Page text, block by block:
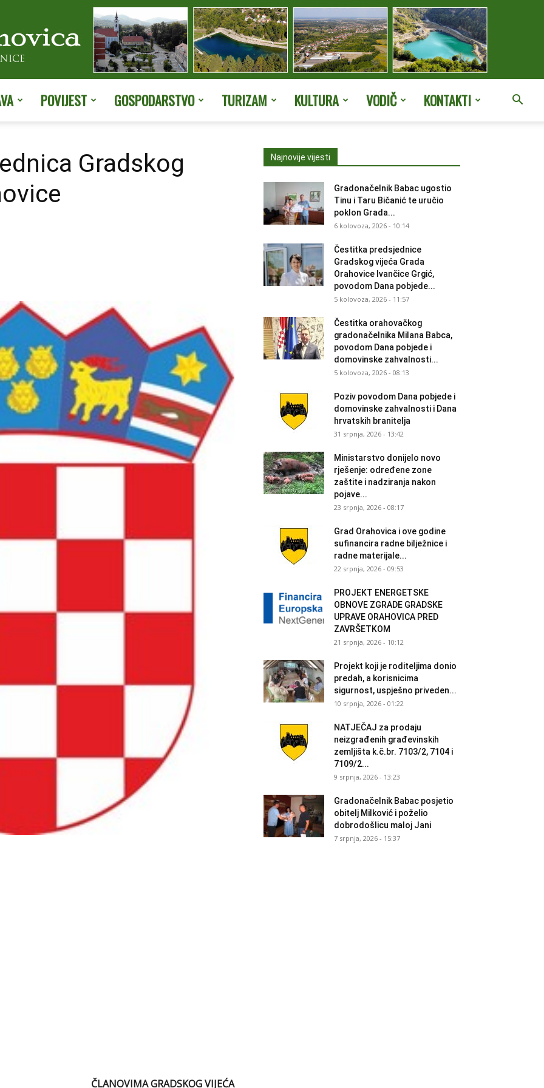
Orahovice
POVIJEST GOSPODARSTVO TURIZAM KULTURA VODIČ KONTAKTI
Gradskog
ČLANOVIMA GRADSKOG VIJEĆA
Najnovije vijesti
Gradonačelnik Babac ugostio
Tinu i Taru Bičanić te uručio
poklon Grada...
6 kolovoza, 2026 - 10:14
Čestitka predsjednice
Gradskog vijeća Grada
Orahovice Ivančice Grgić,
povodom Dana pobjede...
5 kolovoza, 2026 - 11:57
Čestitka orahovačkog
gradonačelnika Milana Babca,
povodom Dana pobjede i
domovinske zahvalnosti...
5 kolovoza, 2026 - 08:13
Poziv povodom Dana pobjede i
domovinske zahvalnosti i Dana
hrvatskih branitelja
31 srpnja, 2026 - 13:42
Ministarstvo donijelo novo
rješenje: određene zone
zaštite i nadziranja nakon
pojave...
23 srpnja, 2026 - 08:17
Grad Orahovica i ove godine
sufinancira radne bilježnice i
radne materijale...
22 srpnja, 2026 - 09:53
PROJEKT ENERGETSKE
OBNOVE ZGRADE GRADSKE
UPRAVE ORAHOVICA PRED
ZAVRŠETKOM
21 srpnja, 2026 - 10:12
Projekt koji je roditeljima donio
predah, a korisnicima
sigurnost, uspješno priveden...
10 srpnja, 2026 - 01:22
NATJEČAJ za prodaju
neizgrađenih građevinskih
zemljišta k.č.br. 7103/2, 7104 i
7109/2...
9 srpnja, 2026 - 13:23
Gradonačelnik Babac posjetio
obitelj Milković i poželio
dobrodošlicu maloj Jani
7 srpnja, 2026 - 15:37